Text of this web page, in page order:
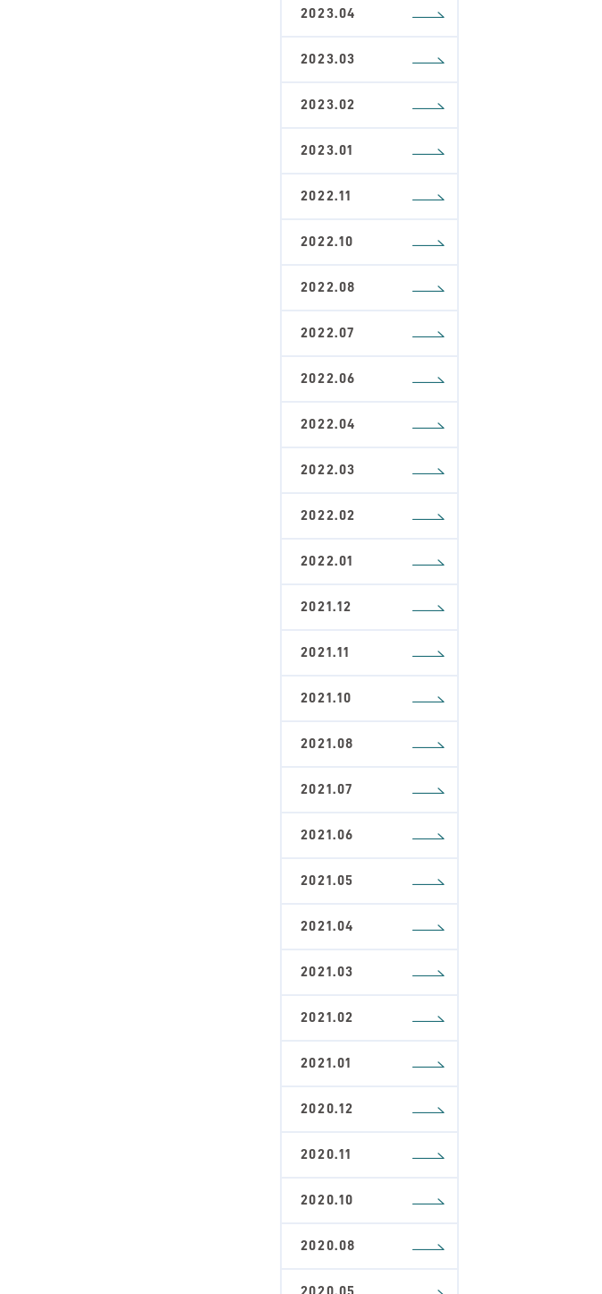
2023.04
2023.03
2023.02
2023.01
2022.11
2022.10
2022.08
2022.07
2022.06
2022.04
2022.03
2022.02
2022.01
2021.12
2021.11
2021.10
2021.08
2021.07
2021.06
2021.05
2021.04
2021.03
2021.02
2021.01
2020.12
2020.11
2020.10
2020.08
2020.05